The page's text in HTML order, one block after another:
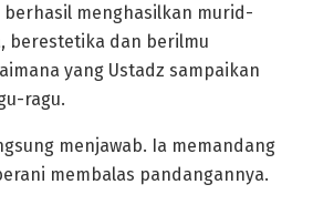
menghasilkan murid-
berestetika dan berilmu
yang Ustadz sampaikan
ragu.
menjawab. Ia memandang
membalas pandangannya.